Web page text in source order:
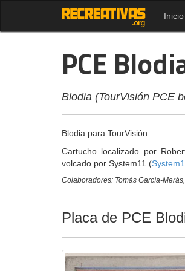
Inicio
PCE
Blodia (TourVisión PCE
Blodia para TourVisión.
Cartucho localizado por
volcado por System11 (
Colaboradores: Tomás García-
Placa de PCE